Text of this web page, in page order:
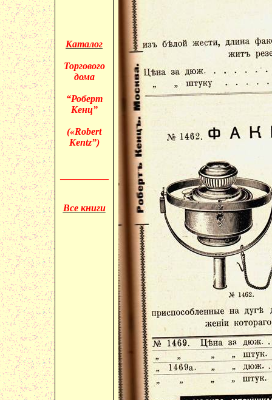
Каталог
Торгового
дома
“Роберт
Кенц”
(«Robert
Kentz”)
Все книги